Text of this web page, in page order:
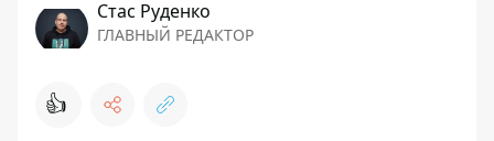
Стаc Руденко
ГЛАВНЫЙ РЕДАКТОР
👍